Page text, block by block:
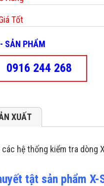
Tốt
SẢN PHẨM
0916 244 268
XUẤT
hệ thống kiểm tra dòng
tật sản phẩm X-